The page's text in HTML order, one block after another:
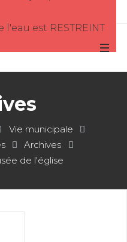
l'eau est RESTREINT
Vie municipale
Archives
de l'église